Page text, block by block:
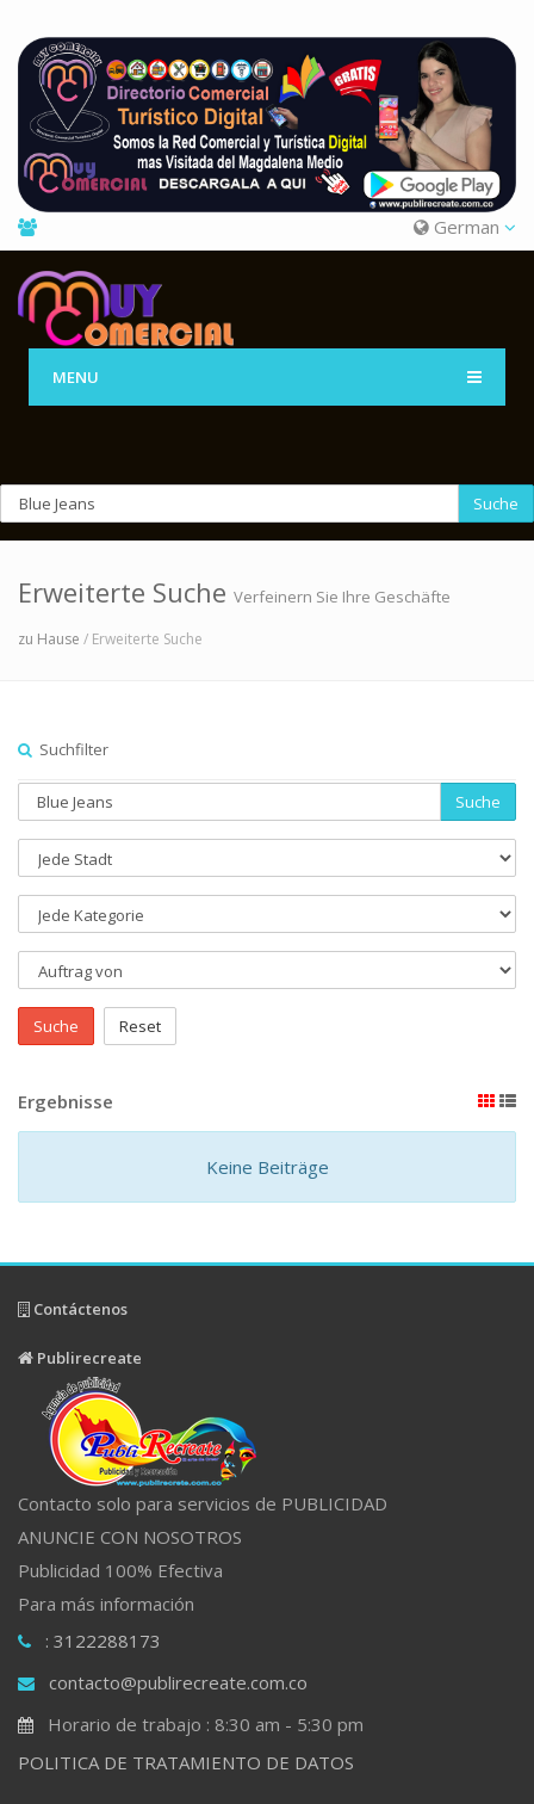
German
MENU
Suche
Erweiterte Suche Verfeinern Sie Ihre Geschäfte
zu Hause / Erweiterte Suche
Suchfilter
Suche
Suche Reset
Ergebnisse
Keine Beiträge
Contáctenos
Publirecreate
Contacto solo para servicios de PUBLICIDAD
ANUNCIE CON NOSOTROS
Publicidad 100% Efectiva
Para más información
: 3122288173
contacto@publirecreate.com.co
Horario de trabajo : 8:30 am - 5:30 pm
POLITICA DE TRATAMIENTO DE DATOS